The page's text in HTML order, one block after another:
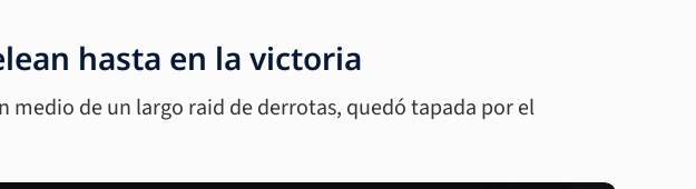
hasta en la victoria
de un largo raid de derrotas, quedó tapada por el